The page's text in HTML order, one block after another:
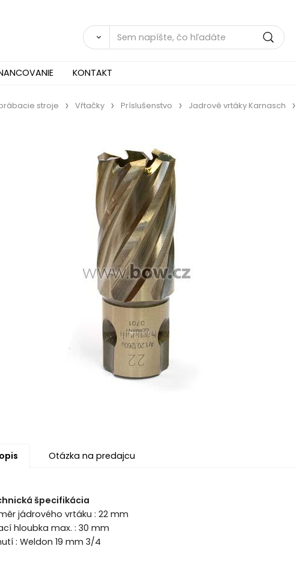
KONTAKT
stroje Vŕtačky Príslušenstvo Jadrové vrtáky Karnasch
Otázka na predajcu
špecifikácia
jádrového vrtáku : 22 mm
hloubka max. : 30 mm
: Weldon 19 mm 3/4